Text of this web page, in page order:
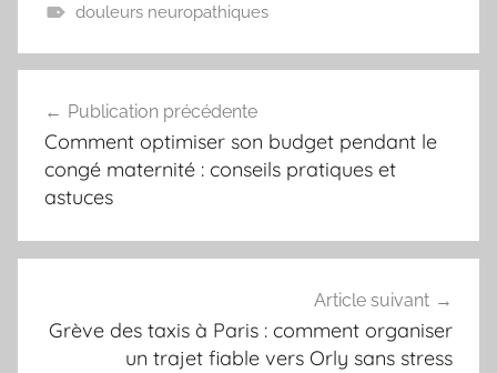
douleurs neuropathiques
de
l’article
Publication précédente
Comment optimiser son budget pendant le
congé maternité : conseils pratiques et
astuces
Article suivant
Grève des taxis à Paris : comment organiser
un trajet fiable vers Orly sans stress